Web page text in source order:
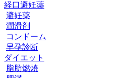
経口避妊薬
避妊薬
潤滑剤
コンドーム
早孕診断
ダイエット
脂肪燃焼